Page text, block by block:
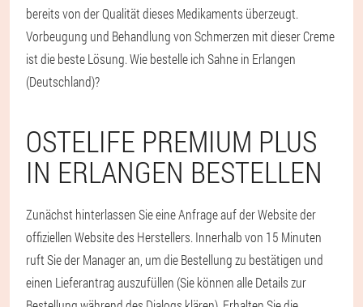
bereits von der Qualität dieses Medikaments überzeugt.
Vorbeugung und Behandlung von Schmerzen mit dieser Creme
ist die beste Lösung. Wie bestelle ich Sahne in Erlangen
(Deutschland)?
OSTELIFE PREMIUM PLUS
IN ERLANGEN BESTELLEN
Zunächst hinterlassen Sie eine Anfrage auf der Website der
offiziellen Website des Herstellers. Innerhalb von 15 Minuten
ruft Sie der Manager an, um die Bestellung zu bestätigen und
einen Lieferantrag auszufüllen (Sie können alle Details zur